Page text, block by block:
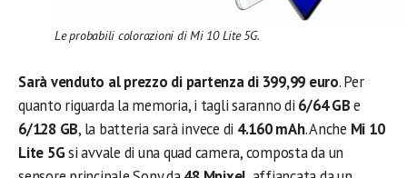
Le probabili colorazioni di Mi 10 Lite 5G.
Sarà venduto al prezzo di partenza di 399,99 euro. Per
quanto riguarda la memoria, i tagli saranno di 6/64 GBe
6/128 GB, la batteria sarà invece di 4.160 mAh. Anche Mi 10
Lite 5Gsi avvale di una quad camera, composta da un